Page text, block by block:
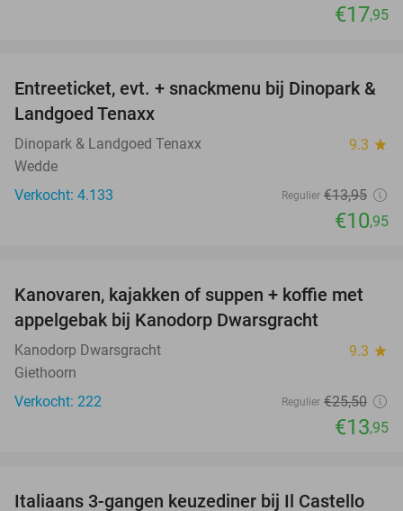
€17,95
22%
Entreeticket, evt. + snackmenu bij Dinopark &
Landgoed Tenaxx
Dinopark & Landgoed Tenaxx 9.3 star
Wedde
Verkocht: 4.133
Regulier €13,95
€10,95
45%
Kanovaren, kajakken of suppen + koffie met
appelgebak bij Kanodorp Dwarsgracht
Kanodorp Dwarsgracht 9.3 star
Giethoorn
Verkocht: 222
Regulier €25,50
€13,95
Italiaans 3-gangen keuzediner bij Il Castello